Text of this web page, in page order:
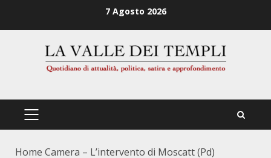
7 Agosto 2026
PRIMÄRES
Home Camera – L’intervento di Moscatt (Pd)